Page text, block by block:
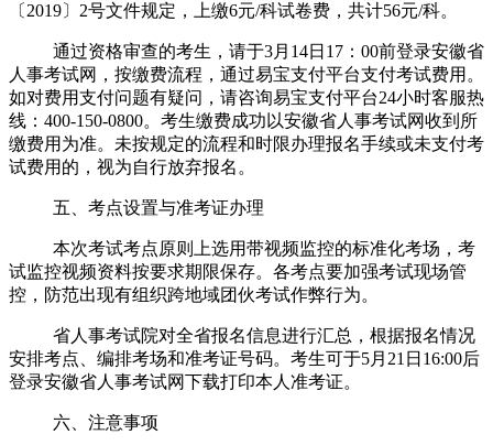
〔 2019〕 2号文件规定，上缴6元/科试卷费，共计56元/科。
通过资格审查的考生，请于3月 14日 17 ： 00前登录安徽省
人事考试网，按缴费流程，通过易宝支付平台支付考试费用。
如对费用支付问题有疑问，请咨询易宝支付平台24小时客服热
线： 400-150-0800。考生缴费成功以安徽省人事考试网收到所
缴费用为准。未按规定的流程和时限办理报名手续或未支付考
试费用的，视为自行放弃报名。
五、考点设置与准考证办理
本次考试考点原则上选用带视频监控的标准化考场，考
试监控视频资料按要求期限保存。各考点要加强考试现场管
控，防范出现有组织跨地域团伙考试作弊行为。
省人事考试院对全省报名信息进行汇总，根据报名情况
安排考点、编排考场和准考证号码。考生可于5月 21 日 16:00后
登录安徽省人事考试网下载打印本人准考证。
六、注意事项